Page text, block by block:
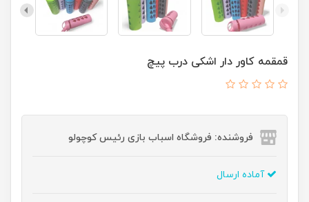
قمقمه کاور دار اشکی درب پیچ
فروشنده: فروشگاه اسباب بازی رئیس کوچولو
آماده ارسال